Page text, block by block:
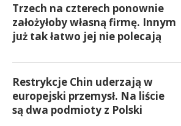
Trzech na czterech ponownie
założyłoby własną firmę. Innym
już tak łatwo jej nie polecają
Restrykcje Chin uderzają w
europejski przemysł. Na liście
są dwa podmioty z Polski